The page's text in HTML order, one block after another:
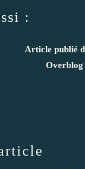
:
Article publié
Overblog